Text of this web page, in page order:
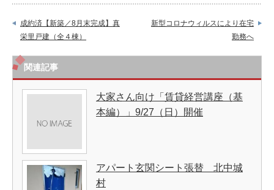
成約済【新築／8月末完成】真
栄里戸建（全４棟）
新型コロナウィルスにより在宅
勤務へ
関連記事
大家さん向け「賃貸経営講座（基
本編）」9/27（日）開催
アパート玄関シート張替 北中城
村